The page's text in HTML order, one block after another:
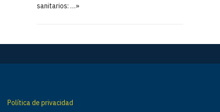
sanitarios: …»
Política de privacidad